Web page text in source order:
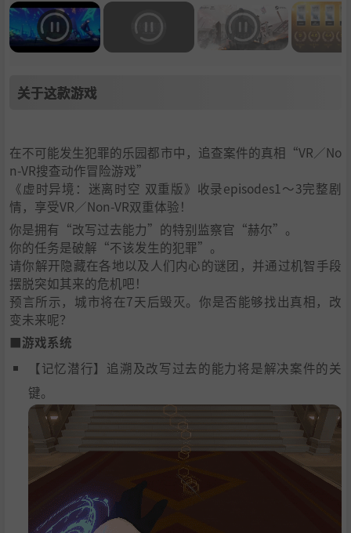
关于这款游戏
在不可能发生犯罪的乐园都市中，追查案件的真相“VR／No
n-VR搜查动作冒险游戏”
《虚时异境：迷离时空 双重版》收录episodes1～3完整剧
情，享受VR／Non-VR双重体验！
你是拥有“改写过去能力”的特别监察官“赫尔”。
你的任务是破解“不该发生的犯罪”。
请你解开隐藏在各地以及人们内心的谜团，并通过机智手段
摆脱突如其来的危机吧！
预言所示，城市将在7天后毁灭。你是否能够找出真相，改
变未来呢？
■游戏系统
【记忆潜行】追溯及改写过去的能力将是解决案件的关
键。